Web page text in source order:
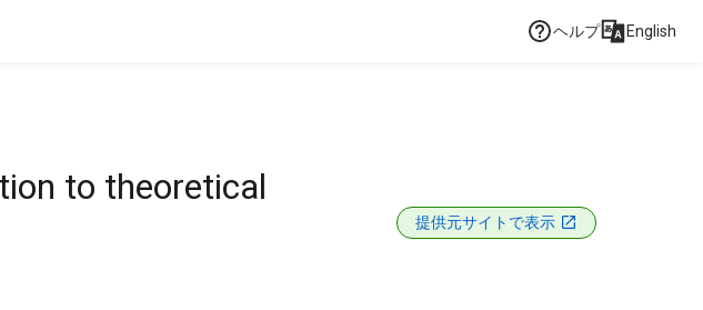
ヘルプ English
to theoretical
提供元サイトで表示